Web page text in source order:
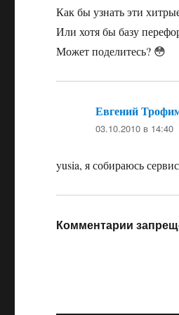
Как бы узнать эти
Или хотя бы базу
Может поделитесь? 😳
Евгений
03.10.2010 в 14:40
yusia, я собираюсь
Комментарии